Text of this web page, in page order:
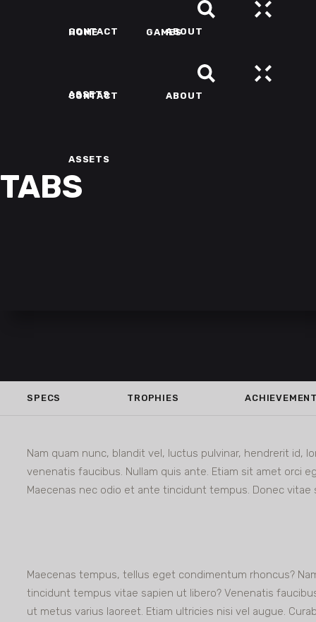
HOME GAMES
CONTACT ABOUT
ASSETS
CONTACT ABOUT
ASSETS
TABS
SPECS TROPHIES
Nam quam nunc, blandit vel, luctus pulvinar, hendrerit id,
venenatis faucibus. Nullam quis ante. Etiam sit amet orci
Maecenas nec odio et ante tincidunt tempus. Donec
Maecenas tempus, tellus eget condimentum rhoncus?
tincidunt tempus vitae sapien ut libero? Venenatis
ut metus varius laoreet. Etiam ultricies nisi vel augue.